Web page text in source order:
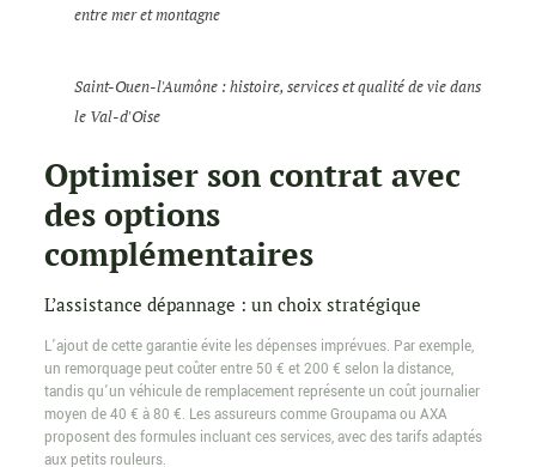
entre mer et montagne
Saint-Ouen-l'Aumône : histoire, services et qualité de vie dans
le Val-d'Oise
Optimiser son contrat avec
des options
complémentaires
L’assistance dépannage : un choix stratégique
L’ajout de cette garantie évite les dépenses imprévues. Par exemple,
un remorquage peut coûter entre 50 € et 200 € selon la distance,
tandis qu’un véhicule de remplacement représente un coût journalier
moyen de 40 € à 80 €. Les assureurs comme Groupama ou AXA
proposent des formules incluant ces services, avec des tarifs adaptés
aux petits rouleurs.